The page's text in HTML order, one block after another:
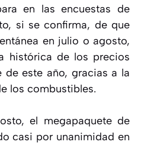
en las encuestas de
si se confirma, de que
en julio o agosto,
histórica de los precios
de este año, gracias a la
los combustibles.
el megapaquete de
casi por unanimidad en